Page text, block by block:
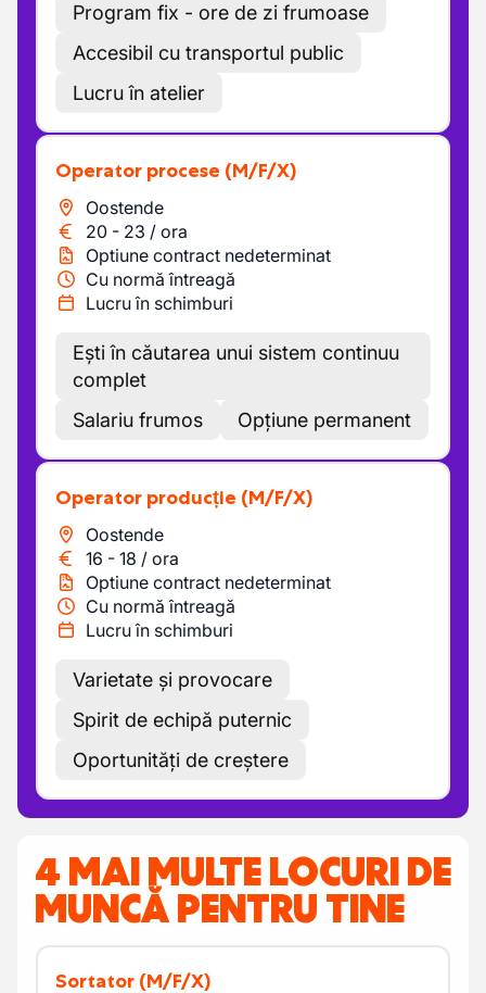
Program fix - ore de zi frumoase
Accesibil cu transportul public
Lucru în atelier
Operator procese (M/F/X)
Oostende
20 - 23 / ora
Optiune contract nedeterminat
Cu normă întreagă
Lucru în schimburi
Ești în căutarea unui sistem continuu
complet
Salariu frumos
Opțiune permanent
Operator producție (M/F/X)
Oostende
16 - 18 / ora
Optiune contract nedeterminat
Cu normă întreagă
Lucru în schimburi
Varietate și provocare
Spirit de echipă puternic
Oportunități de creștere
4 MAI MULTE LOCURI DE
MUNCĂ PENTRU TINE
Sortator (M/F/X)